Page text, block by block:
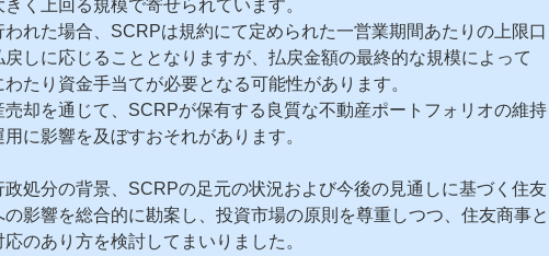
く上回る規模で寄せられています。
れた場合、SCRPは規約にて定められた一営業期間あたりの上限口
しに応じることとなりますが、払戻金額の最終的な規模によって
たり資金手当てが必要となる可能性があります。
売却を通じて、SCRPが保有する良質な不動産ポートフォリオの維持
に影響を及ぼすおそれがあります。
政処分の背景、SCRPの足元の状況および今後の見通しに基づく住友
影響を総合的に勘案し、投資市場の原則を尊重しつつ、住友商事と
のあり方を検討してまいりました。